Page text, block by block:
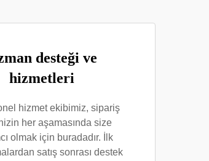
desteği ve
hizmetleri
hizmet ekibimiz, sipariş
her aşamasında size
olmak için buradadır. İlk
satış sonrası destek